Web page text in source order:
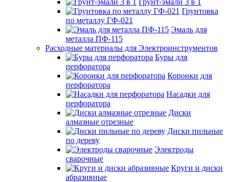
Грунт-эмали 3 в 1
Грунтовка
по металлу ГФ-021
Эмаль для
металла ПФ-115
Расходные материалы для Электроинструментов
Буры для
перфоратора
Коронки для
перфоратора
Насадки для
перфоратора
Диски
алмазные отрезные
Диски пильные
по дереву
Электроды
сварочные
Круги и диски
абразивные